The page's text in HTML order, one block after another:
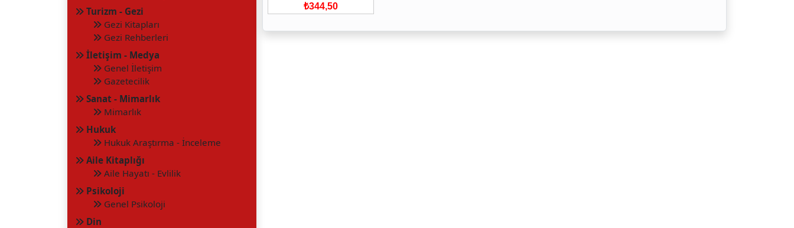
Turizm - Gezi
Gezi Kitapları
Gezi Rehberleri
İletişim - Medya
Genel İletişim
Gazetecilik
Sanat - Mimarlık
Mimarlık
Hukuk
Hukuk Araştırma - İnceleme
Aile Kitaplığı
Aile Hayatı - Evlilik
Psikoloji
Genel Psikoloji
Din
₺344,50